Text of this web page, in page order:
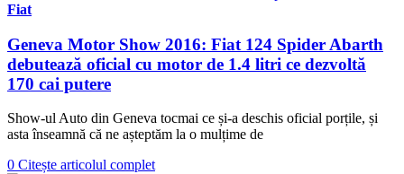
Fiat
Geneva Motor Show 2016: Fiat 124 Spider Abarth
debutează oficial cu motor de 1.4 litri ce dezvoltă
170 cai putere
Show-ul Auto din Geneva tocmai ce și-a deschis oficial porțile, și
asta înseamnă că ne așteptăm la o mulțime de
0 Citește articolul complet